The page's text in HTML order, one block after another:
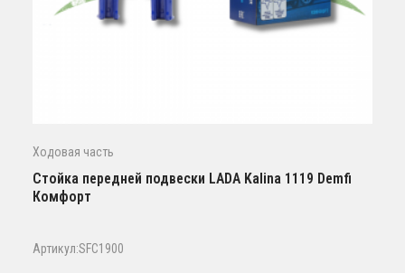
Ходовая часть
Стойка передней подвески LADA Kalina 1119 Demfi
Комфорт
Артикул:SFC1900